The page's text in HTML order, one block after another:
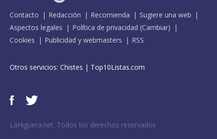
Contacto Redacción Recomienda
Sugiere una web
Aspectos legales
Política de privacidad (Cambiar)
Cookies
Publicidad y webmasters RSS
Otros servicios: Chistes | Top10Listas.com
LaHiguera.net. Todos los derechos reservados